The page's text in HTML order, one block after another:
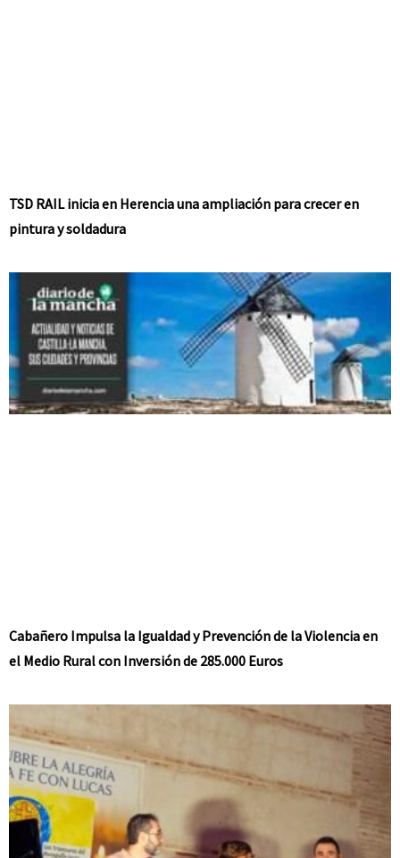
TSD RAIL inicia en Herencia una ampliación para crecer en
pintura y soldadura
Cabañero Impulsa la Igualdad y Prevención de la Violencia en
el Medio Rural con Inversión de 285.000 Euros